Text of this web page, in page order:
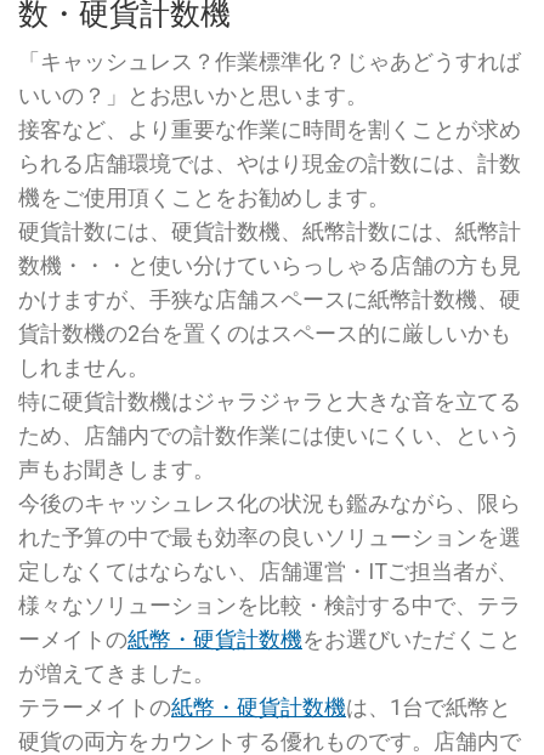
数・硬貨計数機
「キャッシュレス？作業標準化？じゃあどうすれば
いいの？」とお思いかと思います。
接客など、より重要な作業に時間を割くことが求め
られる店舗環境では、やはり現金の計数には、計数
機をご使用頂くことをお勧めします。
硬貨計数には、硬貨計数機、紙幣計数には、紙幣計
数機・・・と使い分けていらっしゃる店舗の方も見
かけますが、手狭な店舗スペースに紙幣計数機、硬
貨計数機の2台を置くのはスペース的に厳しいかも
しれません。
特に硬貨計数機はジャラジャラと大きな音を立てる
ため、店舗内での計数作業には使いにくい、という
声もお聞きします。
今後のキャッシュレス化の状況も鑑みながら、限ら
れた予算の中で最も効率の良いソリューションを選
定しなくてはならない、店舗運営・ITご担当者が、
様々なソリューションを比較・検討する中で、テラ
ーメイトの紙幣・硬貨計数機をお選びいただくこと
が増えてきました。
テラーメイトの紙幣・ 硬貨計数機は、1台で紙幣と
硬貨の両方をカウントする優れものです。店舗内で